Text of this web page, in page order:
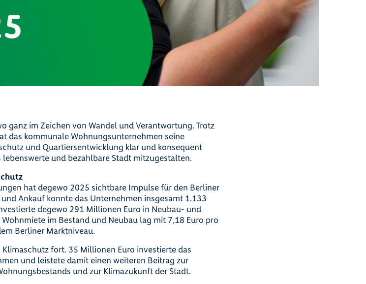
ganz im Zeichen von Wandel und Verantwortung. Trotz
das kommunale Wohnungsunternehmen seine
und Quartiersentwicklung klar und konsequent
und bezahlbare Stadt mitzugestalten.
hat degewo 2025 sichtbare Impulse für den Berliner
Ankauf konnte das Unternehmen insgesamt 1.133
degewo 291 Millionen Euro in Neubau- und
im Bestand und Neubau lag mit 7,18 Euro pro
Berliner Marktniveau.
fort. 35 Millionen Euro investierte das
und leistete damit einen weiteren Beitrag zur
und zur Klimazukunft der Stadt.